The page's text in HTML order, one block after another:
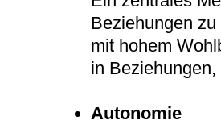
Beziehungen
mit hohem
in
Autonomie